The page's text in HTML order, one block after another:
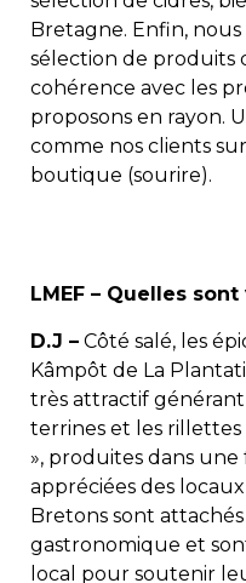
Bretagne. Enfin,
sélection de produits
cohérence avec les
proposons en rayon.
comme nos clients
boutique (sourire).
LMEF – Quelles
D.J – Côté salé, les
Kâmpôt de La
très attractif générant
terrines et les rillettes
», produites dans une
appréciées des
Bretons sont
gastronomique et
local pour soutenir